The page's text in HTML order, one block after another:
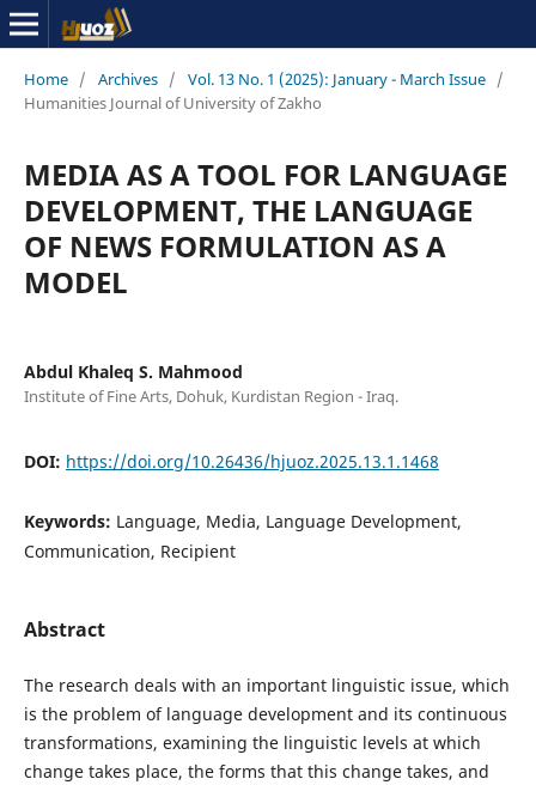
Home / Archives / Vol. 13 No. 1 (2025): January - March Issue /
Humanities Journal of University of Zakho
MEDIA AS A TOOL FOR LANGUAGE
DEVELOPMENT, THE LANGUAGE
OF NEWS FORMULATION AS A
MODEL
Abdul Khaleq S. Mahmood
Institute of Fine Arts, Dohuk, Kurdistan Region - Iraq.
DOI: https://doi.org/10.26436/hjuoz.2025.13.1.1468
Keywords: Language, Media, Language Development,
Communication, Recipient
Abstract
The research deals with an important linguistic issue, which
is the problem of language development and its continuous
transformations, examining the linguistic levels at which
change takes place, the forms that this change takes, and